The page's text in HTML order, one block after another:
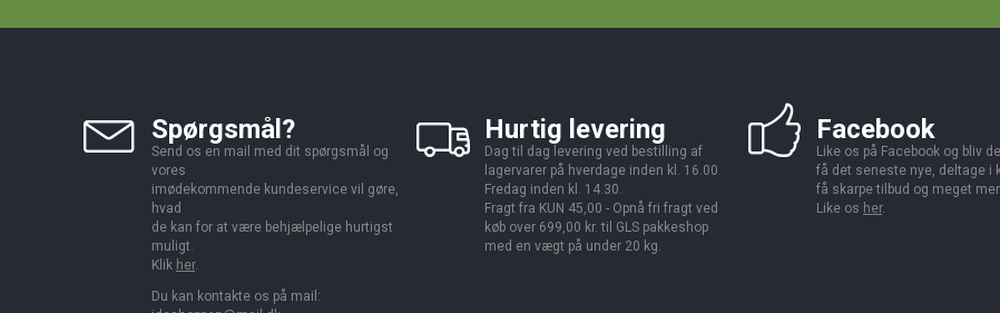
Spørgsmål?
Send os en mail med dit spørgsmål og
vores
imødekommende kundeservice vil gøre,
hvad
de kan for at være behjælpelige hurtigst
muligt.
Klik her.
Du kan kontakte os på mail:
Hurtig levering
Dag til dag levering ved bestilling af
lagervarer på hverdage inden kl. 16.00.
Fredag inden kl. 14.30.
Fragt fra KUN 45,00 - Opnå fri fragt ved
køb over 699,00 kr. til GLS pakkeshop
med en vægt på under 20 kg.
Facebook
Like os på Facebook og bliv
få det seneste nye, deltage i
få skarpe tilbud og meget
Like os her.